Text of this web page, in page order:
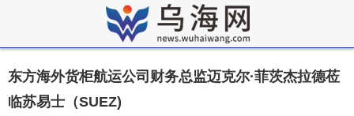
东方海外货柜航运公司财务总监迈克尔·菲茨杰拉德莅
临苏易士（SUEZ)